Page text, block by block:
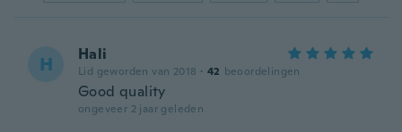
H Hali
Lid geworden van 2018 · 42 beoordelingen
Good quality
ongeveer 2 jaar geleden